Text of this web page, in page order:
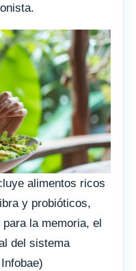
alimentos ricos
y probióticos,
la memoria, el
del sistema